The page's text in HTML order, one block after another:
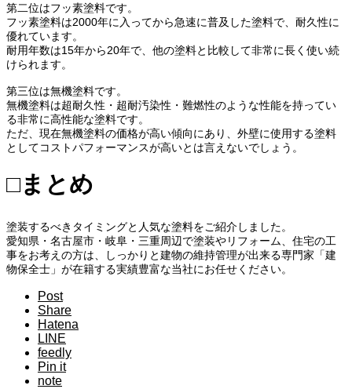
第二位はフッ素塗料です。
フッ素塗料は2000年に入ってから急速に普及した塗料で、耐久性に
優れています。
耐用年数は15年から20年で、他の塗料と比較して非常に長く使い続
けられます。
第三位は無機塗料です。
無機塗料は超耐久性・超耐汚染性・難燃性のような性能を持ってい
る非常に高性能な塗料です。
ただ、現在無機塗料の価格が高い傾向にあり、外壁に使用する塗料
としてコストパフォーマンスが高いとは言えないでしょう。
□まとめ
塗装するべきタイミングと人気な塗料をご紹介しました。
愛知県・名古屋市・岐阜・三重周辺で塗装やリフォーム、住宅の工
事をお考えの方は、しっかりと建物の維持管理が出来る専門家「建
物保全士」が在籍する実績豊富な当社にお任せください。
Post
Share
Hatena
LINE
feedly
Pin it
note